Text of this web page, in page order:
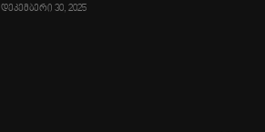
დეკემბერი 30, 2025